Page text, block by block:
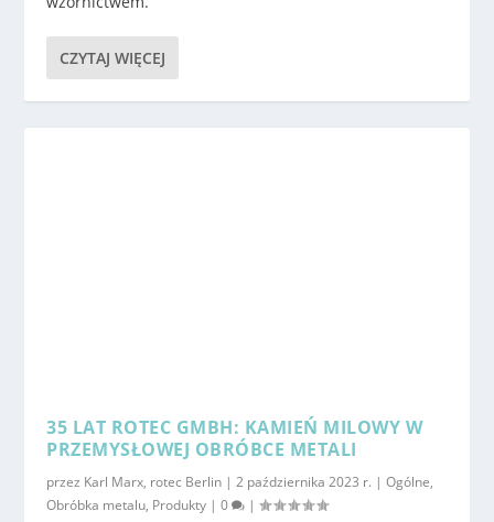
CZYTAJ WIĘCEJ
35 LAT ROTEC GMBH: KAMIEŃ MILOWY W
PRZEMYSŁOWEJ OBRÓBCE METALI
przez Karl Marx, rotec Berlin |2 października 2023 r. |Ogólne,
Obróbka metalu, Produkty |0 |